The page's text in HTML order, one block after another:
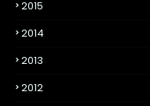
2015
2014
2013
2012